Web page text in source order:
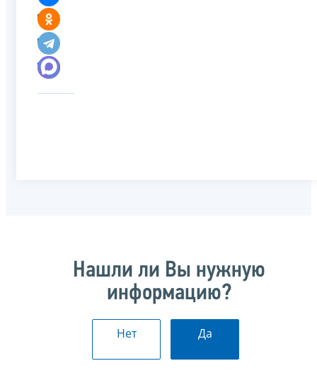
Нашли ли Вы нужную
информацию?
Нет Да